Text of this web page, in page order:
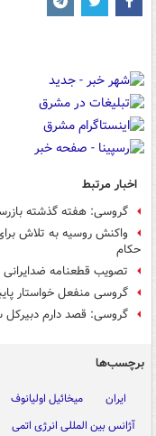
اخبار مرتبط
گروسی:‌ هفته گذشته
واکنش روسیه به تلاش
حکام
تصویب قطعنامه
گروسی منفعل خواستار
گروسی: قصد دارم
برچسب‌ها
ایران میخائیل اولیانوف
آژانس بین المللی انرژی اتمی